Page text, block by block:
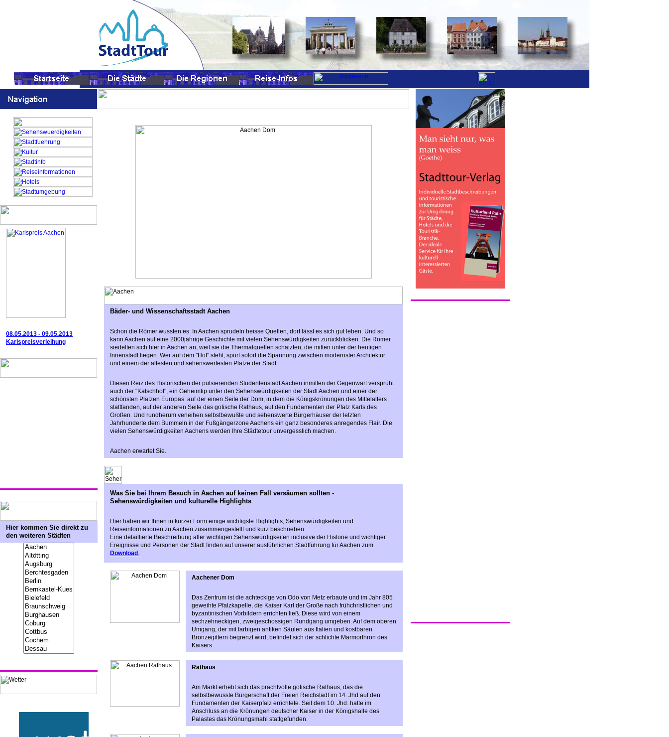
08.05.2013 - 09.05.2013
Karlspreisverleihung
Hier kommen Sie direkt zu
den weiteren Städten
Bäder- und Wissenschaftsstadt Aachen
Schon die Römer wussten es: In Aachen sprudeln heisse Quellen, dort lässt es sich gut leben. Und so
kann Aachen auf eine 2000jährige Geschichte mit vielen Sehenswürdigkeiten zurückblicken. Die Römer
siedelten sich hier in Aachen an, weil sie die Thermalquellen schätzten, die mitten unter der heutigen
Innenstadt liegen. Wer auf dem "Hof" steht, spürt sofort die Spannung zwischen modernster Architektur
und einem der ältesten und sehenswertesten Plätze der Stadt.
Diesen Reiz des Historischen der pulsierenden Studentenstadt Aachen inmitten der Gegenwart versprüht
auch der "Katschhof", ein Geheimtip unter den Sehenswürdigkeiten der Stadt Aachen und einer der
schönsten Plätzen Europas: auf der einen Seite der Dom, in dem die Königskrönungen des Mittelalters
stattfanden, auf der anderen Seite das gotische Rathaus, auf den Fundamenten der Pfalz Karls des
Großen. Und rundherum verleihen selbstbewußte und sehenswerte Bürgerhäuser der letzten
Jahrhunderte dem Bummeln in der Fußgängerzone Aachens ein ganz besonderes anregendes Flair. Die
vielen Sehenswürdigkeiten Aachens werden Ihre Städtetour unvergesslich machen.
Aachen erwartet Sie.
Was Sie bei Ihrem Besuch in Aachen auf keinen Fall versäumen sollten -
Sehenswürdigkeiten und kulturelle Highlights
Hier haben wir Ihnen in kurzer Form einige wichtigste Highlights, Sehenswürdigkeiten und
Reiseinformationen zu Aachen zusammengestellt und kurz beschrieben.
Eine detaillierte Beschreibung aller wichtigen Sehenswürdigkeiten inclusive der Historie und wichtiger
Ereignisse und Personen der Stadt finden auf unserer ausführlichen Stadtführung für Aachen zum
Download .
Aachener Dom
Das Zentrum ist die achteckige von Odo von Metz erbaute und im Jahr 805
geweihte Pfalzkapelle, die Kaiser Karl der Große nach frühchristlichen und
byzantinischen Vorbildern errichten ließ. Diese wird von einem
sechzehneckigen, zweigeschossigen Rundgang umgeben. Auf dem oberen
Umgang, der mit farbigen antiken Säulen aus Italien und kostbaren
Bronzegittern begrenzt wird, befindet sich der schlichte Marmorthron des
Kaisers.
Rathaus
Am Markt erhebt sich das prachtvolle gotische Rathaus, das die
selbstbewusste Bürgerschaft der Freien Reichstadt im 14. Jhd auf den
Fundamenten der Kaiserpfalz errichtete. Seit dem 10. Jhd. hatte im
Anschluss an die Krönungen deutscher Kaiser in der Königshalle des
Palastes das Krönungsmahl stattgefunden.